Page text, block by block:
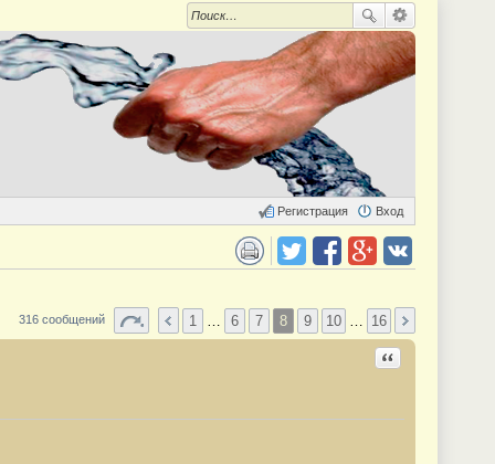
Вход
Регистрация
316 сообщений 1 6 7 8 9 10 16
Ответить с